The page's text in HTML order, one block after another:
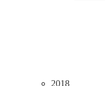
2018